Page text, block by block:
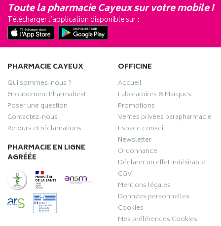
Toute la pharmacie Cayeux sur votre mobile !
Télécharger l’application disponible sur :
PHARMACIE CAYEUX
Qui sommes-nous ?
Groupement Pharmabest
Poser une question
Contactez-nous
Retours et réclamations
PHARMACIE EN LIGNE
AGRÉÉE
OFFICINE
Accueil
Laboratoires & Marques
Promotions
Ventes privées parapharmacie
Espace conseil
Newsletter
Ordonnance
Déclarer un effet indésirable
CGV
Mentions légales
Données personnelles
Cookies
Mes préférences Cookies